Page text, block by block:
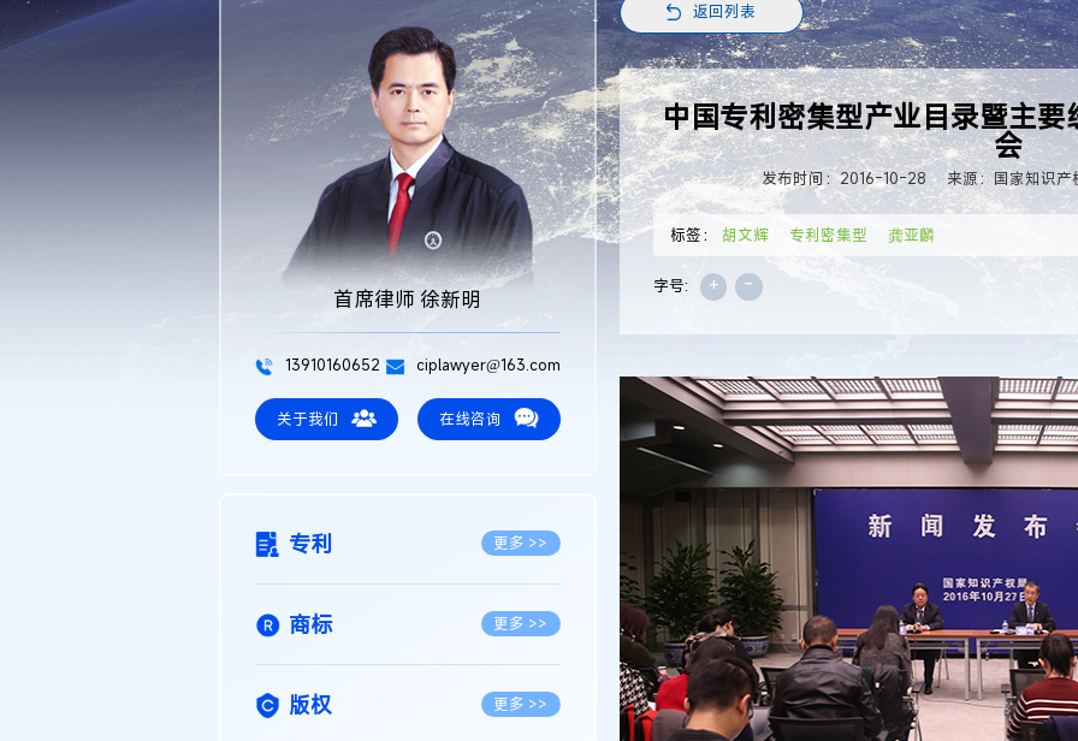
首席律师 徐新明
13910160652 ciplawyer@163.com
关于我们 在线咨询
专利 更多 >>
商标 更多 >>
版权 更多 >>
返回列表
中国专利密集型产业目录暨主
会
发布时间：2016-10-28 来源：国家知识产
标签： 胡文辉 专利密集型 龚亚麟
字号: + -